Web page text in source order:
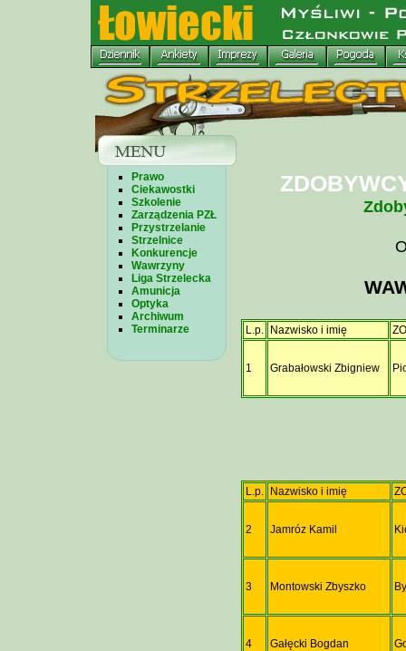
Prawo
Ciekawostki
Szkolenie
Zarządzenia PZŁ
Przystrzelanie
Strzelnice
Konkurencje
Wawrzyny
Liga Strzelecka
Amunicja
Optyka
Archiwum
Terminarze
L.p. Nazwisko i imię
1 Grabałowski Zbigniew
L.p. Nazwisko i imię
2 Jamróz Kamil
3 Montowski Zbyszko
4 Gałęcki Bogdan